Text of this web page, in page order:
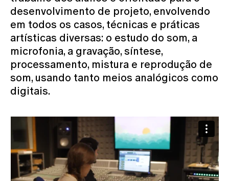
desenvolvimento de projeto, envolvendo
em todos os casos, técnicas e práticas
artísticas diversas: o estudo do som, a
microfonia, a gravação, síntese,
processamento, mistura e reprodução de
som, usando tanto meios analógicos como
digitais.